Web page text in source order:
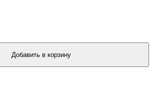
Добавить в корзину